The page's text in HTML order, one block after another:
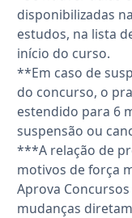
disponibilizadas
estudos, na lista
início do curso.
**Em caso de
do concurso, o
estendido para 6
suspensão ou
***A relação de
motivos de força
Aprova
mudanças